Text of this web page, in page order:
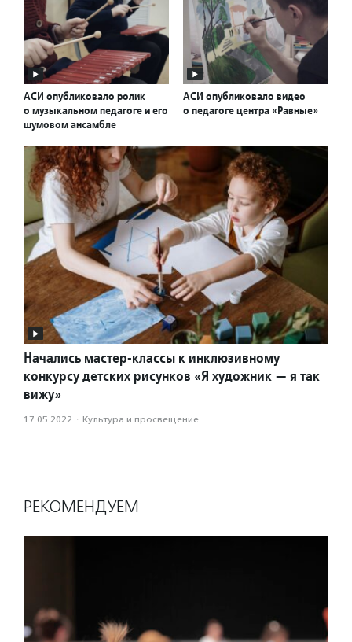
АСИ опубликовало ролик
о музыкальном педагоге и его
шумовом ансамбле
АСИ опубликовало видео
о педагоге центра «Равные»
Начались мастер-классы к инклюзивному
конкурсу детских рисунков «Я художник — я так
вижу»
17.05.2022 · Культура и просвещение
РЕКОМЕНДУЕМ